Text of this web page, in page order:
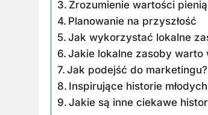
Zrozumienie wartości
Planowanie na przyszłość
Jak wykorzystać lokalne
Jakie lokalne zasoby warto
Jak podejść do marketingu?
Inspirujące historie
Jakie są inne ciekawe
aktualne zarobki wójtów?
stawki na tym stanowisku!
Ile
stawki